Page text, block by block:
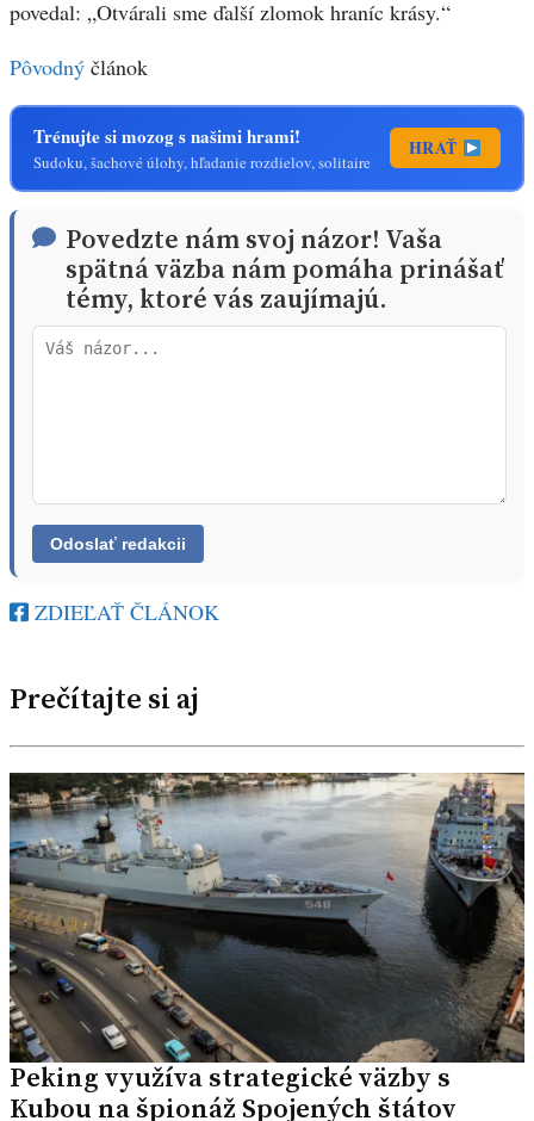
povedal: „Otvárali sme ďalší zlomok hraníc krásy.“
Pôvodný článok
Trénujte si mozog s našimi hrami!
Sudoku, šachové úlohy, hľadanie rozdielov, solitaire
HRAŤ
Povedzte nám svoj názor! Vaša
spätná väzba nám pomáha prinášať
témy, ktoré vás zaujímajú.
ZDIEĽAŤ ČLÁNOK
Prečítajte si aj
Peking využíva strategické väzby s
Kubou na špionáž Spojených štátov